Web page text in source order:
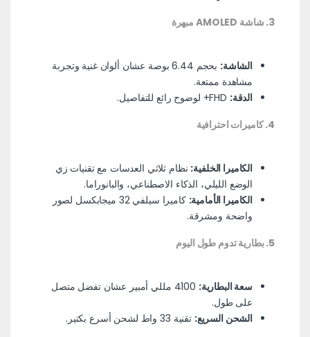
3. شاشة AMOLED مبهرة
الشاشة:
بحجم 6.44 بوصة عشان ألوان غنية وتجربة
مشاهدة ممتعة.
الدقة:
4. كاميرات احترافية
الكاميرا الخلفية: نظام ثلاثي العدسات مع تقنيات زي
الوضع الليلي، الذكاء الاصطناعي، والبانوراما.
الكاميرا الأمامية:
كاميرا سيلفي 32 ميجابكسل لصور
واضحة ومشرقة.
5. بطارية تدوم طول اليوم
سعة البطارية:
4100 مللي أمبير عشان تفضل متصل
على طول.
الشحن السريع: تقنية 33 واط لشحن أسرع بكتير.